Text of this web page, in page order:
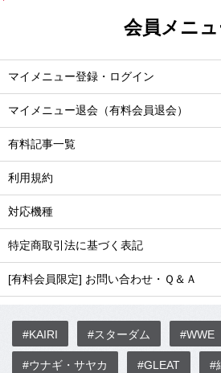
会員メニ
マイメニュー登録・ログイン
マイメニュー退会（有料会員退会）
有料記事一覧
利用規約
対応機種
特定商取引法に基づく表記
[有料会員限定] お問い合わせ・Ｑ＆Ａ
#KAIRI #スターダム #WWE
#ウナギ・サヤカ #GLEAT #